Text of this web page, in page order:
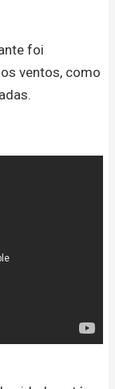
foi
ventos, como